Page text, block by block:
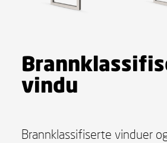
vindu
Brannklassifiserte vinduer